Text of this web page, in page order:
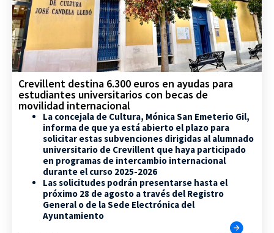
Crevillent destina 6.300 euros en ayudas para
estudiantes universitarios con becas de
movilidad internacional
La concejala de Cultura, Mónica San Emeterio Gil,
informa de que ya está abierto el plazo para
solicitar estas subvenciones dirigidas al alumnado
universitario de Crevillent que haya participado
en programas de intercambio internacional
durante el curso 2025-2026
Las solicitudes podrán presentarse hasta el
próximo 28 de agosto a través del Registro
General o de la Sede Electrónica del
Ayuntamiento